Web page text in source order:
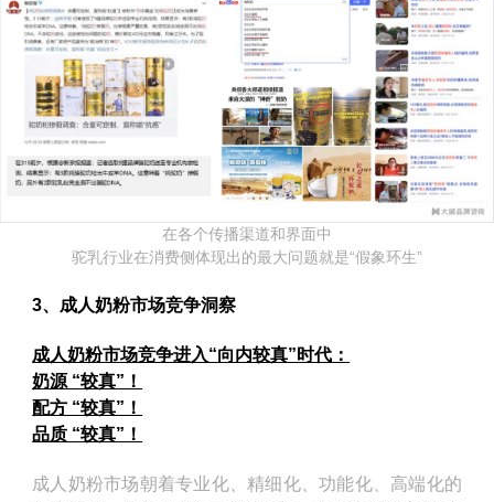
在各个传播渠道和界面中
驼乳行业在消费侧体现出的最大问题就是“假象环生”
3、成人奶粉市场竞争洞察
成人奶粉市场竞争进入“向内较真”时代：
奶源 “较真”！
配方 “较真”！
品质 “较真”！
成人奶粉市场朝着专业化、精细化、功能化、高端化的